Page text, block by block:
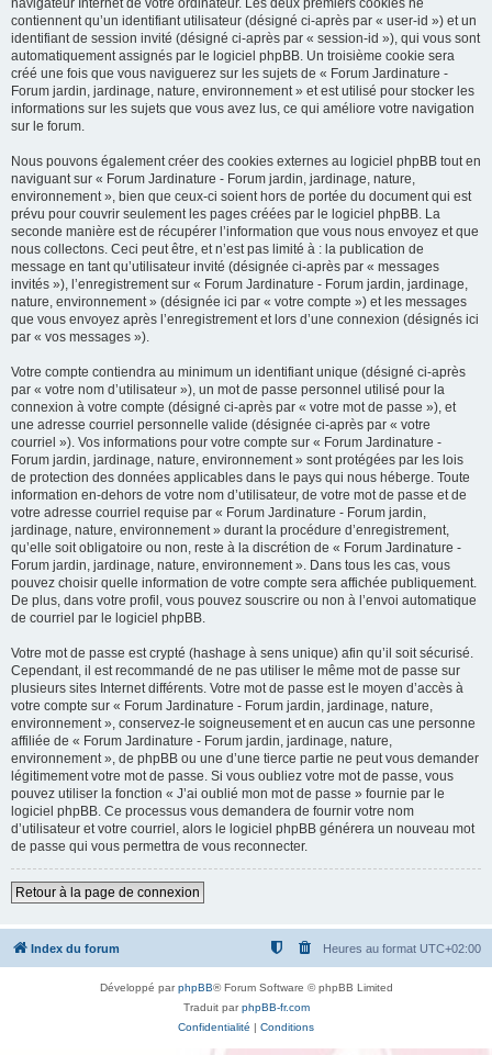
navigateur Internet de votre ordinateur. Les deux premiers cookies ne
contiennent qu’un identifiant utilisateur (désigné ci-après par « user-id ») et un
identifiant de session invité (désigné ci-après par « session-id »), qui vous sont
automatiquement assignés par le logiciel phpBB. Un troisième cookie sera
créé une fois que vous naviguerez sur les sujets de « Forum Jardinature -
Forum jardin, jardinage, nature, environnement » et est utilisé pour stocker les
informations sur les sujets que vous avez lus, ce qui améliore votre navigation
sur le forum.
Nous pouvons également créer des cookies externes au logiciel phpBB tout en
naviguant sur « Forum Jardinature - Forum jardin, jardinage, nature,
environnement », bien que ceux-ci soient hors de portée du document qui est
prévu pour couvrir seulement les pages créées par le logiciel phpBB. La
seconde manière est de récupérer l’information que vous nous envoyez et que
nous collectons. Ceci peut être, et n’est pas limité à : la publication de
message en tant qu’utilisateur invité (désignée ci-après par « messages
invités »), l’enregistrement sur « Forum Jardinature - Forum jardin, jardinage,
nature, environnement » (désignée ici par « votre compte ») et les messages
que vous envoyez après l’enregistrement et lors d’une connexion (désignés ici
par « vos messages »).
Votre compte contiendra au minimum un identifiant unique (désigné ci-après
par « votre nom d’utilisateur »), un mot de passe personnel utilisé pour la
connexion à votre compte (désigné ci-après par « votre mot de passe »), et
une adresse courriel personnelle valide (désignée ci-après par « votre
courriel »). Vos informations pour votre compte sur « Forum Jardinature -
Forum jardin, jardinage, nature, environnement » sont protégées par les lois
de protection des données applicables dans le pays qui nous héberge. Toute
information en-dehors de votre nom d’utilisateur, de votre mot de passe et de
votre adresse courriel requise par « Forum Jardinature - Forum jardin,
jardinage, nature, environnement » durant la procédure d’enregistrement,
qu’elle soit obligatoire ou non, reste à la discrétion de « Forum Jardinature -
Forum jardin, jardinage, nature, environnement ». Dans tous les cas, vous
pouvez choisir quelle information de votre compte sera affichée publiquement.
De plus, dans votre profil, vous pouvez souscrire ou non à l’envoi automatique
de courriel par le logiciel phpBB.
Votre mot de passe est crypté (hashage à sens unique) afin qu’il soit sécurisé.
Cependant, il est recommandé de ne pas utiliser le même mot de passe sur
plusieurs sites Internet différents. Votre mot de passe est le moyen d’accès à
votre compte sur « Forum Jardinature - Forum jardin, jardinage, nature,
environnement », conservez-le soigneusement et en aucun cas une personne
affiliée de « Forum Jardinature - Forum jardin, jardinage, nature,
environnement », de phpBB ou une d’une tierce partie ne peut vous demander
légitimement votre mot de passe. Si vous oubliez votre mot de passe, vous
pouvez utiliser la fonction « J’ai oublié mon mot de passe » fournie par le
logiciel phpBB. Ce processus vous demandera de fournir votre nom
d’utilisateur et votre courriel, alors le logiciel phpBB générera un nouveau mot
de passe qui vous permettra de vous reconnecter.
Retour à la page de connexion
Index du forum Heures au format UTC+02:00
Développé parphpBB® Forum Software © phpBB Limited
Traduit parphpBB-fr.com
Confidentialité | Conditions